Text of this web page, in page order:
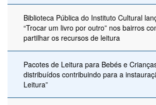
Biblioteca Pública do Instituto Cultural
“Trocar um livro por outro” nos bairros
partilhar os recursos de leitura
Pacotes de Leitura para Bebés e
distribuídos contribuindo para a
Leitura”